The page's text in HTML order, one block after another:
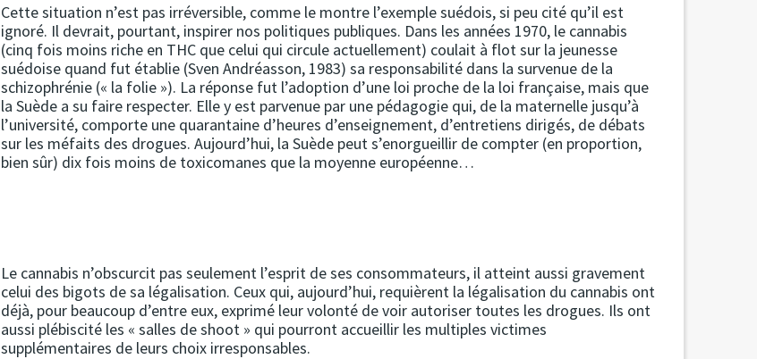
Cette situation n’est pas irréversible, comme le montre l’exemple suédois, si peu cité qu’il est
ignoré. Il devrait, pourtant, inspirer nos politiques publiques. Dans les années 1970, le cannabis
(cinq fois moins riche en THC que celui qui circule actuellement) coulait à flot sur la jeunesse
suédoise quand fut établie (Sven Andréasson, 1983) sa responsabilité dans la survenue de la
schizophrénie (« la folie »). La réponse fut l’adoption d’une loi proche de la loi française, mais que
la Suède a su faire respecter. Elle y est parvenue par une pédagogie qui, de la maternelle jusqu’à
l’université, comporte une quarantaine d’heures d’enseignement, d’entretiens dirigés, de débats
sur les méfaits des drogues. Aujourd’hui, la Suède peut s’enorgueillir de compter (en proportion,
bien sûr) dix fois moins de toxicomanes que la moyenne européenne…
Le cannabis n’obscurcit pas seulement l’esprit de ses consommateurs, il atteint aussi gravement
celui des bigots de sa légalisation. Ceux qui, aujourd’hui, requièrent la légalisation du cannabis ont
déjà, pour beaucoup d’entre eux, exprimé leur volonté de voir autoriser toutes les drogues. Ils ont
aussi plébiscité les « salles de shoot » qui pourront accueillir les multiples victimes
supplémentaires de leurs choix irresponsables.